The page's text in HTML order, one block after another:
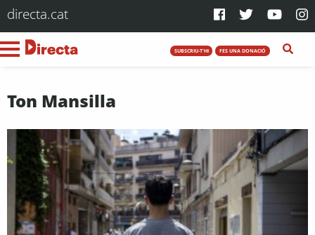
directa.cat
SUBSCRIU-T'HI FES UNA DONACIÓ
Ton Mansilla